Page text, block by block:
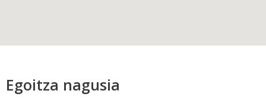
Egoitza nagusia